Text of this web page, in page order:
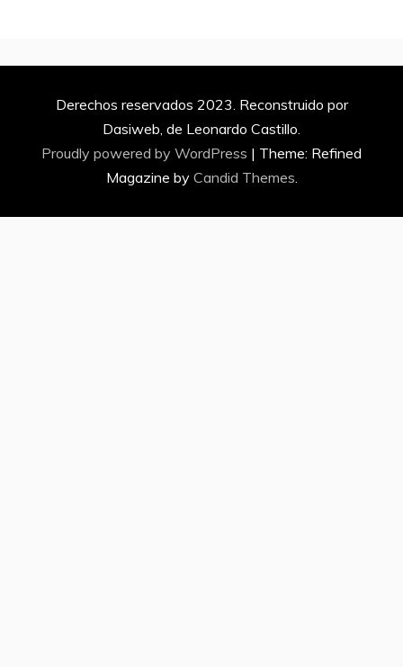
Derechos reservados 2023. Reconstruido por
Dasiweb, de Leonardo Castillo.
Proudly powered by WordPress | Theme: Refined
Magazine by Candid Themes.